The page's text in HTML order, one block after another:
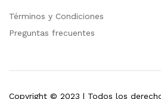
Términos y Condiciones
Preguntas frecuentes
Copyright © 2023 | Todos los